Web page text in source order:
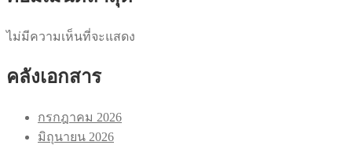
ไม่มีความเห็นที่จะแสดง
คลังเอกสาร
กรกฎาคม 2026
มิถุนายน 2026